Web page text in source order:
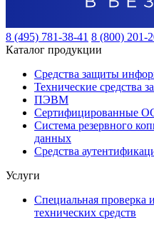
8 (495) 781-38-41 8 (800) 201-
Каталог продукции
Средства защиты
Технические средства
ПЭВМ
Сертифицированные
Система резервного
данных
Средства
Услуги
Специальная проверка
технических средств